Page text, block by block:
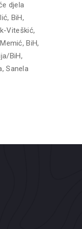
djela
BiH,
Viteškić,
BiH,
BiH,
Sanela